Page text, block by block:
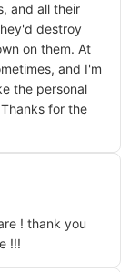
and all their
destroy
on them. At
and I'm
the personal
for the
! thank you
!!!